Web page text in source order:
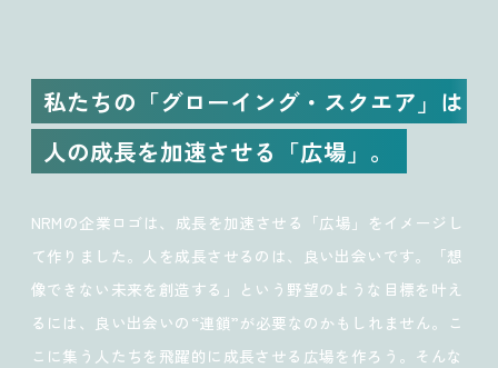
私たちの「グローイング・スクエア」は
人の成長を加速させる「広場」。
NRMの企業ロゴは、成長を加速させる「広場」をイメージし
て作りました。人を成長させるのは、良い出会いです。「想
像できない未来を創造する」という野望のような目標を叶え
るには、良い出会いの“連鎖”が必要なのかもしれません。こ
こに集う人たちを飛躍的に成長させる広場を作ろう。そんな